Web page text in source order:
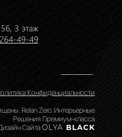
3 этаж
264-49-49
Конфиденциальности
Relan Zero. Интерьерные
Решения Премиум-класса
СайтаOLYA BLACK